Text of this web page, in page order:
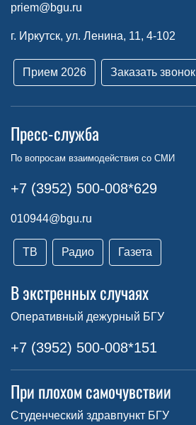
priem@bgu.ru
г. Иркутск, ул. Ленина, 11, 4-102
Прием 2026 Заказать звонок
Пресс-служба
По вопросам взаимодействия со СМИ
+7 (3952) 500-008*629
010944@bgu.ru
ТВ Радио Газета
В экстренных случаях
Оперативный дежурный БГУ
+7 (3952) 500-008*151
При плохом самочувствии
Студенческий здравпункт БГУ